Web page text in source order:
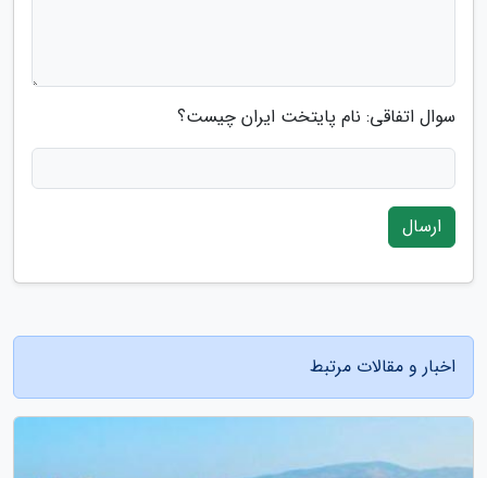
سوال اتفاقی: نام پایتخت ایران چیست؟
ارسال
اخبار و مقالات مرتبط